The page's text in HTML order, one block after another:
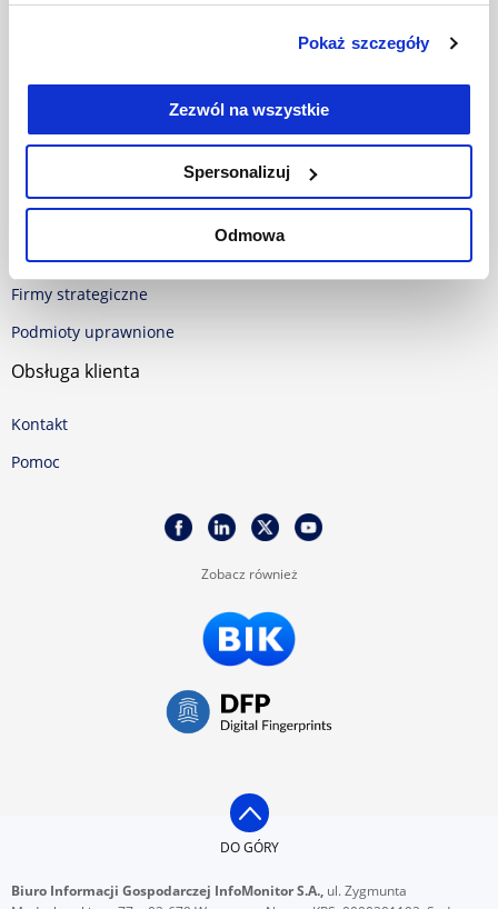
Pokaż szczegóły
Zezwól na wszystkie
Spersonalizuj
Odmowa
Baza dokumentów
RODO
Oferta
Dla samorządu
Dla konsumentów
Firmy strategiczne
Podmioty uprawnione
Obsługa klienta
Kontakt
Pomoc
Zobacz również
DO GÓRY
Biuro Informacji Gospodarczej InfoMonitor S.A., ul. Zygmunta